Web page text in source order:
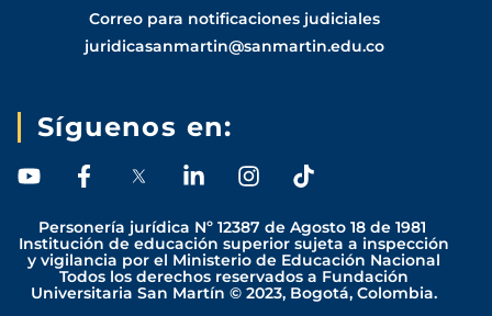
Correo para notificaciones judiciales
juridicasanmartin@sanmartin.edu.co
Síguenos en:
Y
u
t
u
b
F
c
e
b
o
L
n
k
e
d
I
s
t
a
g
T
k
t
o
k
Personería jurídica Nº 12387 de Agosto 18 de 1981
Institución de educación superior sujeta a inspección
y vigilancia por el Ministerio de Educación Nacional
Todos los derechos reservados a Fundación
Universitaria San Martín © 2023, Bogotá, Colombia.